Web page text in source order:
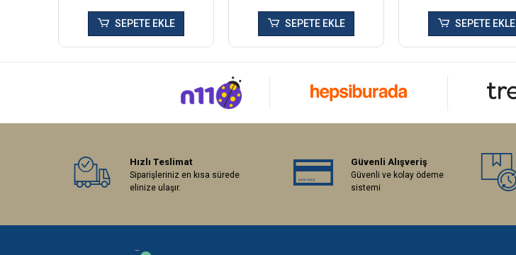
SEPETE EKLE SEPETE EKLE SEPETE EKLE
Hızlı Teslimat
Siparişleriniz en kısa sürede
elinize ulaşır.
Güvenli Alışveriş
Güvenli ve kolay ödeme
sistemi